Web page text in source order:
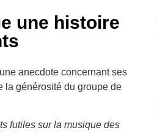
une histoire
anecdote concernant ses
la générosité du groupe de
futiles sur la musique des